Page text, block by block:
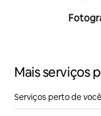
Mais serviços
Serviços perto de você